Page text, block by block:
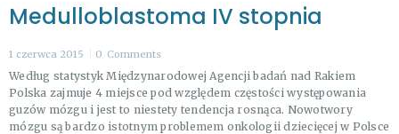
Medulloblastoma IV stopnia
1 czerwca 2015 0 Comments
Według statystyk Międzynarodowej Agencji badań nad Rakiem
Polska zajmuje 4 miejsce pod względem częstości występowania
guzów mózgu i jest to niestety tendencja rosnąca. Nowotwory
mózgu są bardzo istotnym problemem onkologii dziecięcej w Polsce